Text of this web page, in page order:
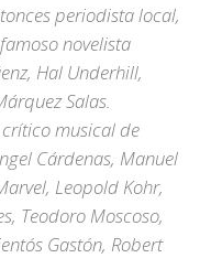
periodista local,
novelista
Hal Underhill,
Salas.
musical de
Cárdenas, Manuel
Leopold Kohr,
Teodoro Moscoso,
Gastón, Robert